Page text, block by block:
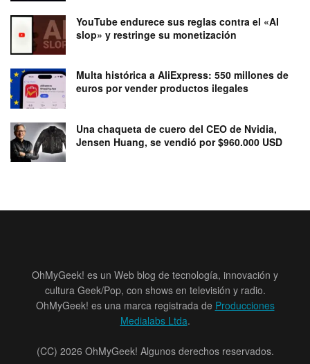
YouTube endurece sus reglas contra el «AI
slop» y restringe su monetización
Multa histórica a AliExpress: 550 millones de
euros por vender productos ilegales
Una chaqueta de cuero del CEO de Nvidia,
Jensen Huang, se vendió por $960.000 USD
OhMyGeek! es un Web blog de tecnología, innovación y
cultura Geek/Pop, con shows en televisión y radio.
OhMyGeek! es una marca registrada de Producciones
Medialabs Ltda.
(CC) 2026 OhMyGeek! Algunos derechos reservados.